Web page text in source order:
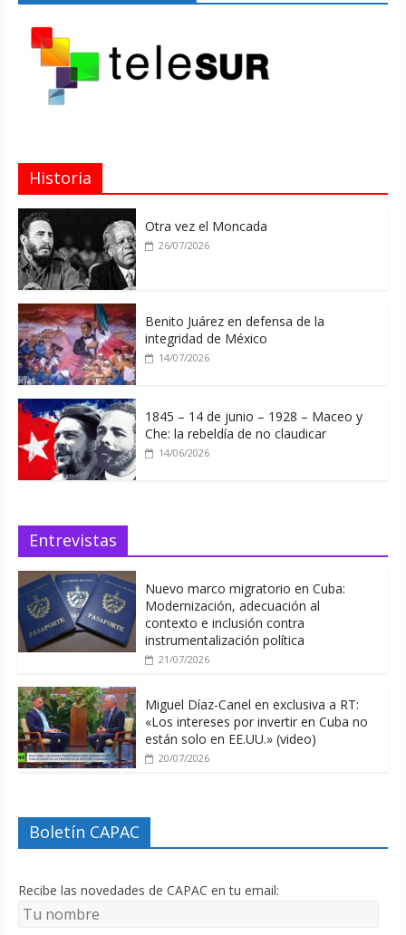
Historia
Otra vez el Moncada
26/07/2026
Benito Juárez en defensa de la
integridad de México
14/07/2026
1845 – 14 de junio – 1928 – Maceo y
Che: la rebeldía de no claudicar
14/06/2026
Entrevistas
Nuevo marco migratorio en Cuba:
Modernización, adecuación al
contexto e inclusión contra
instrumentalización política
21/07/2026
Miguel Díaz-Canel en exclusiva a RT:
«Los intereses por invertir en Cuba no
están solo en EE.UU.» (video)
20/07/2026
Boletín CAPAC
Recibe las novedades de CAPAC en tu email: